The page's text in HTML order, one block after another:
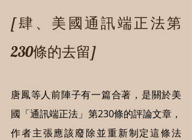
[肆、美國通訊端正法第
230條的去留]
唐鳳等人前陣子有一篇合著，是關於美
國「通訊端正法」第230條的評論文章，
作者主張應該廢除並重新制定這條法